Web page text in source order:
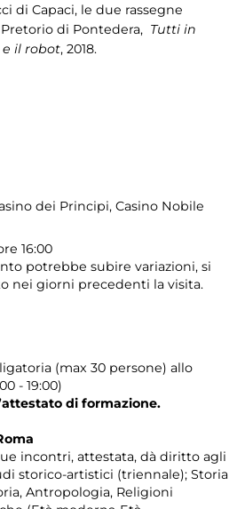
di Capaci, le due rassegne
di Pontedera, Tutti in
il robot, 2018.
dei Principi, Casino Nobile
16:00
potrebbe subire variazioni, si
nei giorni precedenti la visita.
(max 30 persone) allo
- 19:00)
di formazione.
incontri, attestata, dà diritto agli
storico-artistici (triennale); Storia
Antropologia, Religioni